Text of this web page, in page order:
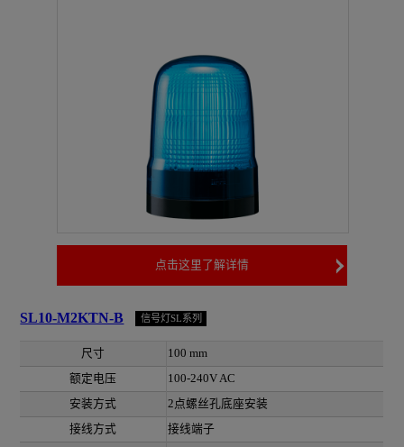
点击这里了解详情
SL10-M2KTN-B 信号灯SL系列
尺寸
100 mm
额定电压
100-240V AC
安装方式
2点螺丝孔底座安装
接线方式
接线端子